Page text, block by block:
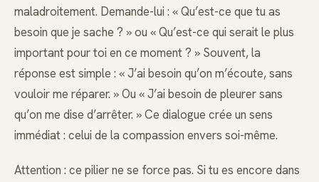
maladroitement. Demande-lui : « Qu’est-ce que tu as
besoin que je sache ? » ou « Qu’est-ce qui serait le plus
important pour toi en ce moment ? » Souvent, la
réponse est simple : « J’ai besoin qu’on m’écoute, sans
vouloir me réparer. » Ou « J’ai besoin de pleurer sans
qu’on me dise d’arrêter. » Ce dialogue crée un sens
immédiat : celui de la compassion envers soi-même.
Attention : ce pilier ne se force pas. Si tu es encore dans